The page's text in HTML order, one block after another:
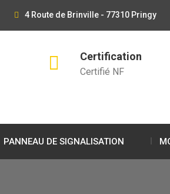
4 Route de Brinville - 77310 Pringy
Certification
Certifié NF
PANNEAU DE SIGNALISATION